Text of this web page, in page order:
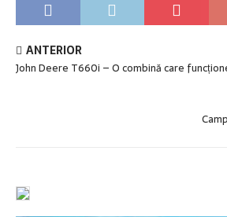
ANTERIOR
John Deere T660i – O combină care